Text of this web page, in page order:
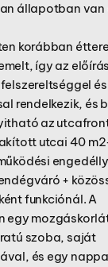
állapotban van
korábban
így az
és
rendelkezik, és
az
utcai 40
+
funkciónál. A
egy
szoba, saját
és egy